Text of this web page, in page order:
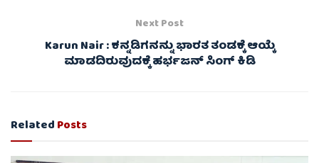
Next Post
Karun Nair : ಕನ್ನಡಿಗನನ್ನು ಭಾರತ ತಂಡಕ್ಕೆ ಆಯ್ಕೆ
ಮಾಡದಿರುವುದಕ್ಕೆ ಹರ್ಭಜನ್‌ ಸಿಂಗ್‌ ಕಿಡಿ
RelatedPosts